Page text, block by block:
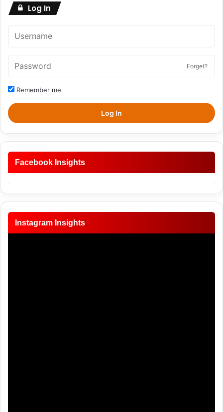
Log In
Forget?
Remember me
Log In
Facebook Insights
Instagram Insights